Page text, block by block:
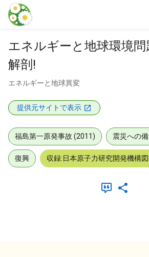
本文に飛ぶ
エネルギーと地球環境
解剖!
エネルギーと地球異変
提供元サイトで表示
福島第一原発事故 (2011) 震災への備
復興 収録:日本原子力研究開発機構